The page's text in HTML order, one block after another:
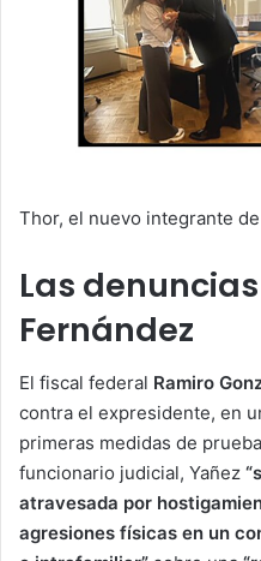
Thor, el nuevo integrante de
Las
Fernández
El fiscal federal Ramiro
contra el expresidente, en
primeras medidas de
funcionario judicial, Yañez
atravesada por
agresiones físicas en un